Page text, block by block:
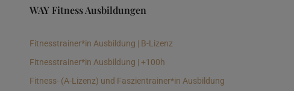
WAY Fitness Ausbildungen
Fitnesstrainer*in Ausbildung | B-Lizenz
Fitnesstrainer*in Ausbildung | +100h
Fitness- (A-Lizenz) und Faszientrainer*in Ausbildung